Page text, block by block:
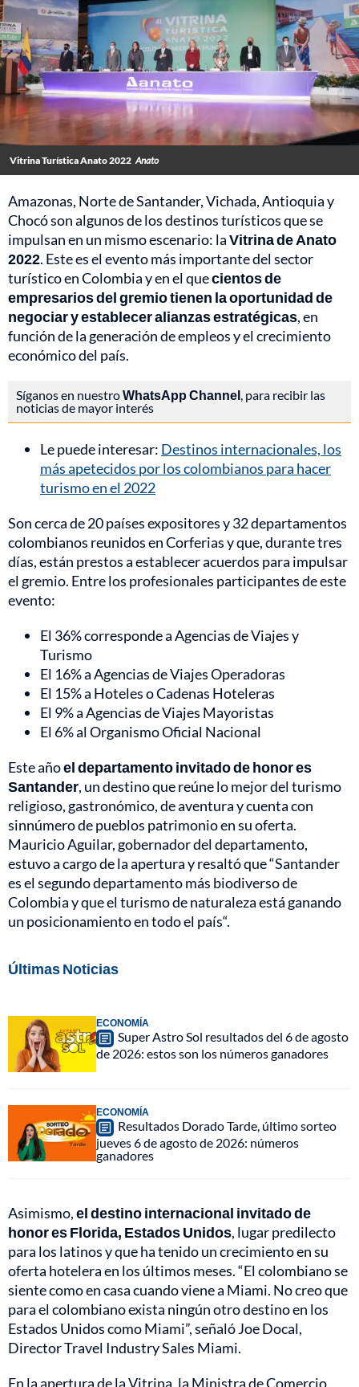
Vitrina Turística Anato 2022 Anato
Amazonas, Norte de Santander, Vichada, Antioquia y
Chocó son algunos de los destinos turísticos que se
impulsan en un mismo escenario: laVitrina de Anato
2022. Este es el evento más importante del sector
turístico en Colombia y en el quecientos de
empresarios del gremio tienen la oportunidad de
negociar y establecer alianzas estratégicas, en
función de la generación de empleos y el crecimiento
económico del país.
Síganos en nuestroWhatsApp Channel, para recibir las
noticias de mayor interés
Le puede interesar: Destinos internacionales, los
más apetecidos por los colombianos para hacer
turismo en el 2022
Son cerca de 20 países expositores y 32 departamentos
colombianos reunidos en Corferias y que, durante tres
días, están prestos a establecer acuerdos para impulsar
el gremio. Entre los profesionales participantes de este
evento:
El 36% corresponde a Agencias de Viajes y
Turismo
El 16% a Agencias de Viajes Operadoras
El 15% a Hoteles o Cadenas Hoteleras
El 9% a Agencias de Viajes Mayoristas
El 6% al Organismo Oficial Nacional
Este añoel departamento invitado de honor es
Santander, un destino que reúne lo mejor del turismo
religioso, gastronómico, de aventura y cuenta con
sinnúmero de pueblos patrimonio en su oferta.
Mauricio Aguilar, gobernador del departamento,
estuvo a cargo de la apertura y resaltó que “Santander
es el segundo departamento más biodiverso de
Colombia y que el turismo de naturaleza está ganando
un posicionamiento en todo el país“.
Últimas Noticias
ECONOMÍA
Super Astro Sol resultados del 6 de agosto
de 2026: estos son los números ganadores
ECONOMÍA
Resultados Dorado Tarde, último sorteo
jueves 6 de agosto de 2026: números
ganadores
Asimismo,el destino internacional invitado de
honor es Florida, Estados Unidos, lugar predilecto
para los latinos y que ha tenido un crecimiento en su
oferta hotelera en los últimos meses. “El colombiano se
siente como en casa cuando viene a Miami. No creo que
para el colombiano exista ningún otro destino en los
Estados Unidos como Miami”, señaló Joe Docal,
Director Travel Industry Sales Miami.
En la apertura de la Vitrina, la Ministra de Comercio